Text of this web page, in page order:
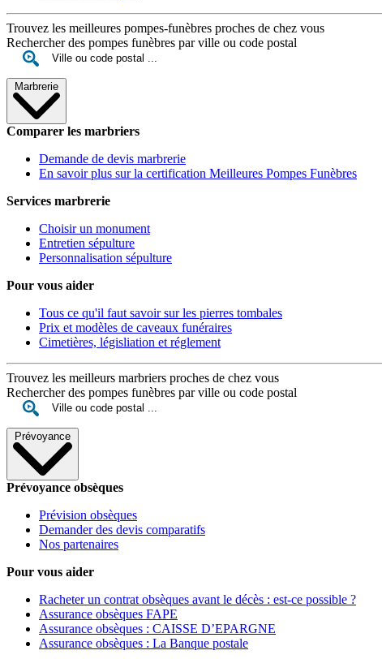
Trouvez les meilleures pompes-funèbres proches de chez vous
Rechercher des pompes funèbres par ville ou code postal
Marbrerie
Comparer les marbriers
Demande de devis marbrerie
En savoir plus sur la certification Meilleures Pompes Funèbres
Services marbrerie
Choisir un monument
Entretien sépulture
Personnalisation sépulture
Pour vous aider
Tous ce qu'il faut savoir sur les pierres tombales
Prix et modèles de caveaux funéraires
Cimetières, législiation et réglement
Trouvez les meilleurs marbriers proches de chez vous
Rechercher des pompes funèbres par ville ou code postal
Prévoyance
Prévoyance obsèques
Prévision obsèques
Demander des devis comparatifs
Nos partenaires
Pour vous aider
Racheter un contrat obsèques avant le décès : est-ce possible ?
Assurance obsèques FAPE
Assurance obsèques : CAISSE D’EPARGNE
Assurance obsèques : La Banque postale